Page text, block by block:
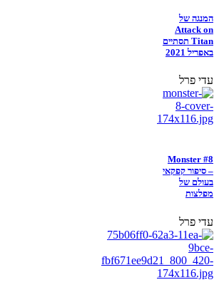
המנגה של
Attack on
Titan תסתיים
באפריל 2021
עדי פרל
Monster #8
– סיפור קפקאי
בעולם של
מפלצות
עדי פרל